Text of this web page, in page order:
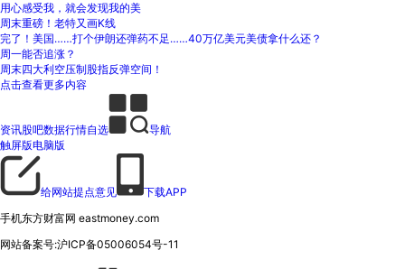
用心感受我，就会发现我的美
周末重磅！老特又画K线
完了！美国……打个伊朗还弹药不足……40万亿美元美债拿什么还？
周一能否追涨？
周末四大利空压制股指反弹空间！
点击查看更多内容
资讯股吧数据行情自选
导航
触屏版电脑版
给网站提点意见
下载APP
手机东方财富网 eastmoney.com
网站备案号:沪ICP备05006054号-11